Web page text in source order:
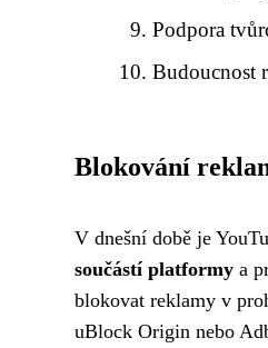
Podpora
Budoucnost
Blokování
V dnešní době je
součástí platformy a
blokovat reklamy v
uBlock Origin nebo